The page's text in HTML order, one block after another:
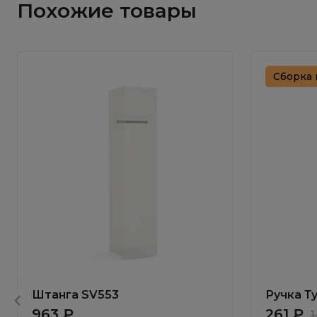
Похожие товары
Штанга SV553
Сборка
Ручка